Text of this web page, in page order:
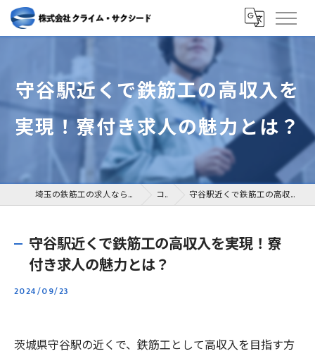
守谷駅近くで鉄筋工の高収入を
実現！寮付き求人の魅力とは？
埼玉の鉄筋工の求人なら株式会社クライム・サクシード コラム 守谷駅近くで鉄筋工の高収入を実現！寮付き求人の魅力とは？
守谷駅近くで鉄筋工の高収入を実現！寮
付き求人の魅力とは？
2024/09/23
茨城県守谷駅の近くで、鉄筋工として高収入を目指す方